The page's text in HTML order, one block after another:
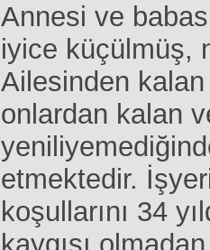
Annesi ve
iyice küçülmüş,
Ailesinden
onlardan kalan
etmektedir.
koşullarını 34